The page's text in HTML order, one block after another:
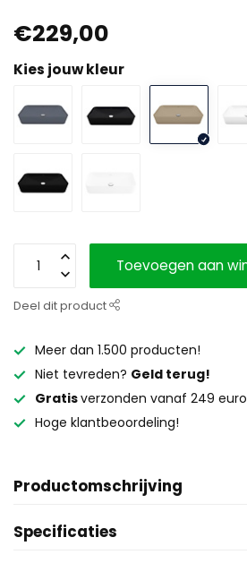
€229,00
Kies jouw kleur
Toevoegen aan
Deel dit product
Meer dan 1.500 producten!
Niet tevreden? Geld terug!
Gratisverzonden vanaf 249 euro
Hoge klantbeoordeling!
Productomschrijving
Specificaties